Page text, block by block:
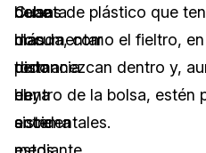
debe
documentar
todo
el
sistema
Cuanta
más
distancia
haya
entre
bolsas de plástico que
blanda, como el fieltro,
permanezcan dentro y,
dentro de la bolsa, estén
accidentales.